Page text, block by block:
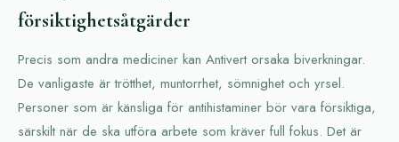
försiktighetsåtgärder
Precis som andra mediciner kan Antivert orsaka biverkningar.
De vanligaste är trötthet, muntorrhet, sömnighet och yrsel.
Personer som är känsliga för antihistaminer bör vara försiktiga,
särskilt när de ska utföra arbete som kräver full fokus. Det är